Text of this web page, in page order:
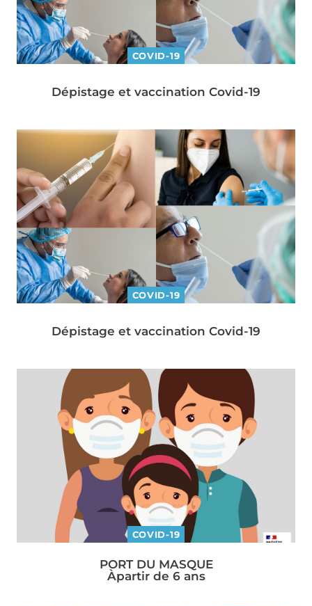
COVID-19
Dépistage et vaccination Covid-19
COVID-19
Dépistage et vaccination Covid-19
COVID-19
PORT DU MASQUE
Àpartir de 6 ans